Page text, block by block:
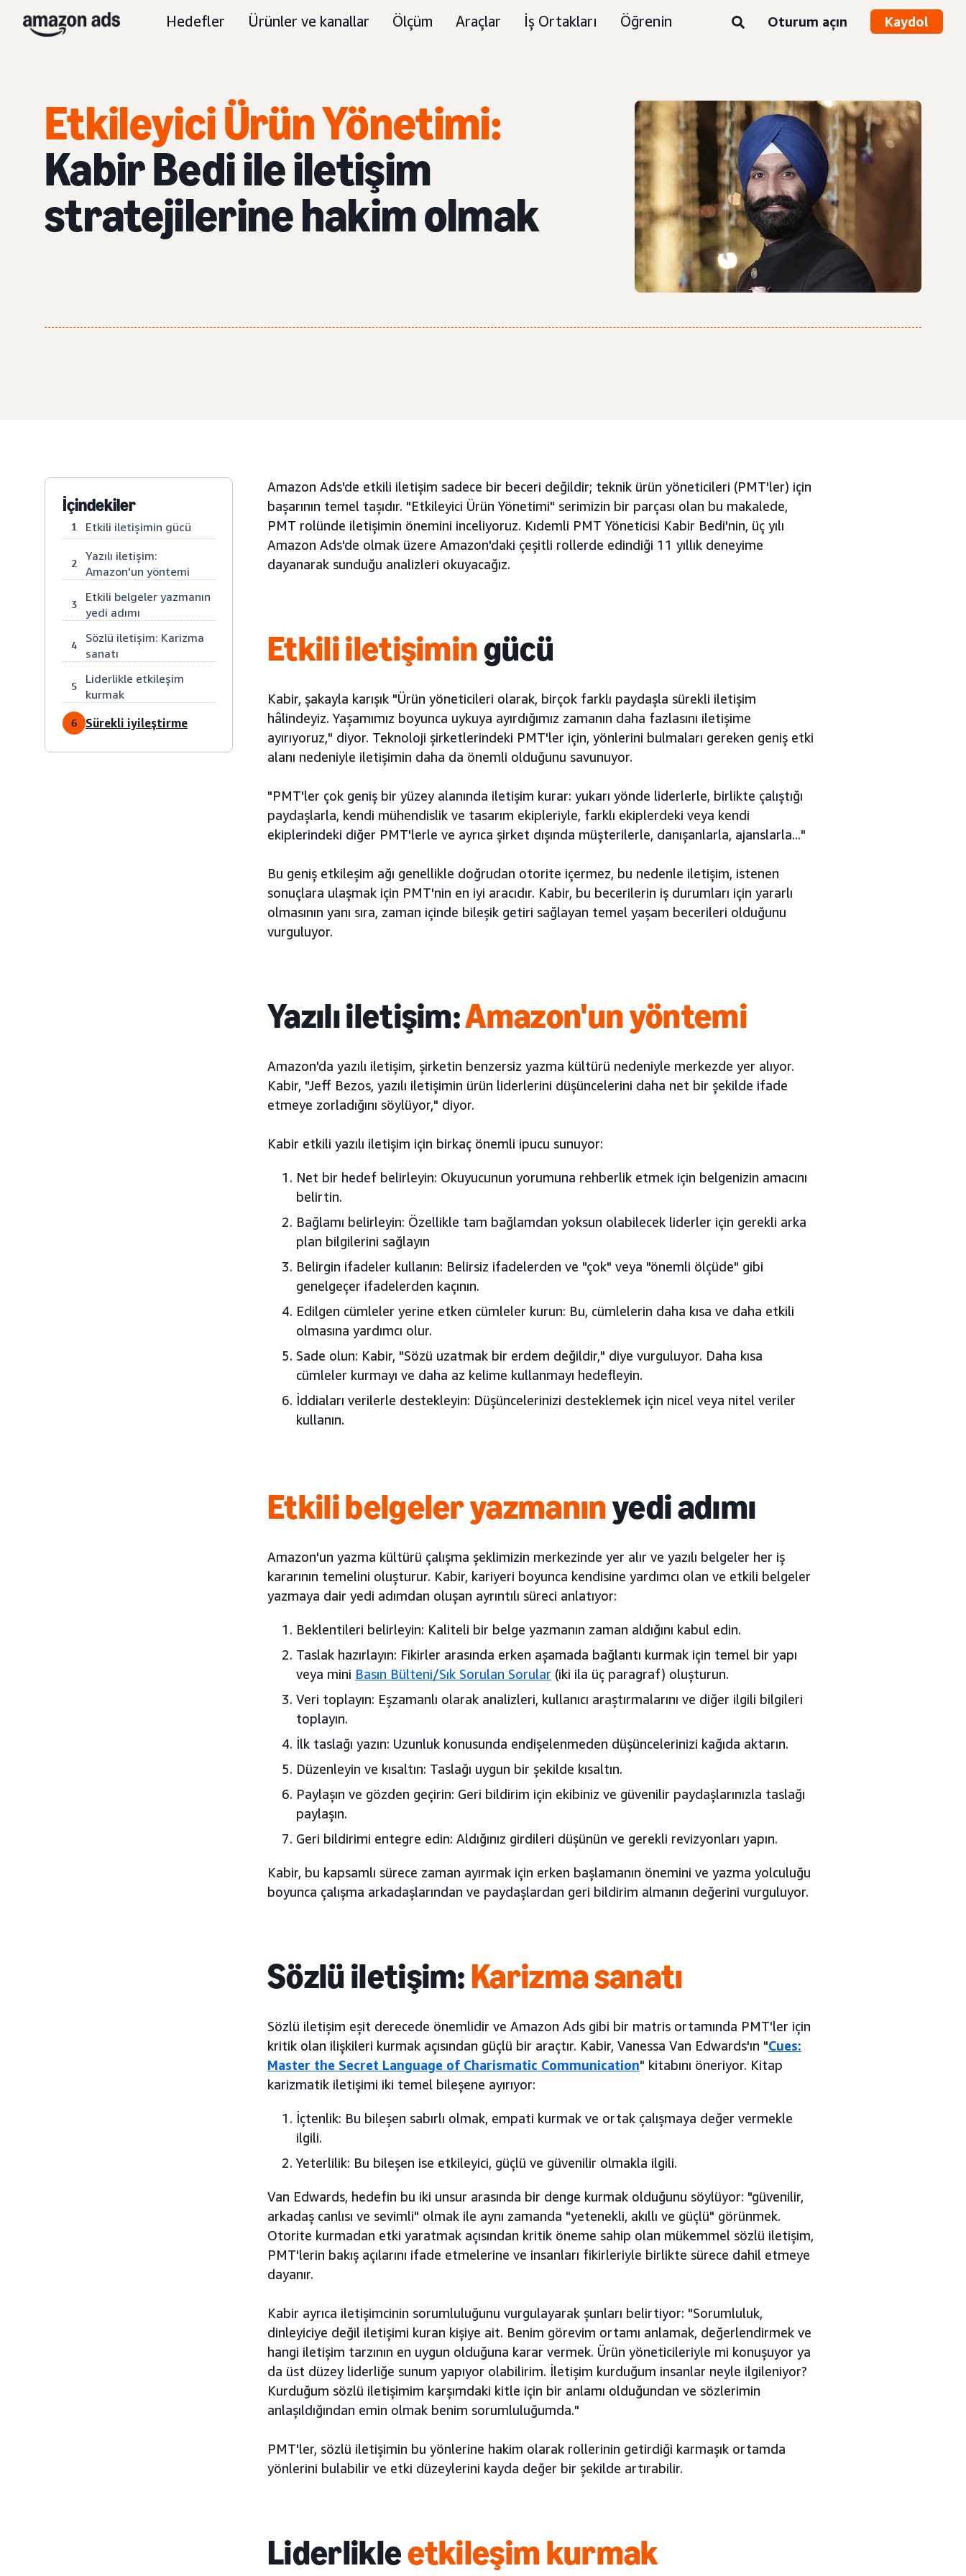
Hedefler Ürünler ve kanallar Ölçüm Araçlar İş Ortakları Öğrenin Oturum açın Kaydol
Etkileyici Ürün Yönetimi:
Kabir Bedi ile iletişim
stratejilerine hakim olmak
İçindekiler
1 Etkili iletişimin gücü
2
Yazılı iletişim:
Amazon'un yöntemi
3
Etkili belgeler yazmanın
yedi adımı
4
Sözlü iletişim: Karizma
sanatı
5
Liderlikle etkileşim
kurmak
6 Sürekli iyileştirme
Amazon Ads'de etkili iletişim sadece bir beceri değildir; teknik ürün yöneticileri (PMT'ler) için
başarının temel taşıdır. "Etkileyici Ürün Yönetimi" serimizin bir parçası olan bu makalede,
PMT rolünde iletişimin önemini inceliyoruz. Kıdemli PMT Yöneticisi Kabir Bedi'nin, üç yılı
Amazon Ads'de olmak üzere Amazon'daki çeşitli rollerde edindiği 11 yıllık deneyime
dayanarak sunduğu analizleri okuyacağız.
Etkili iletişimingücü
Kabir, şakayla karışık "Ürün yöneticileri olarak, birçok farklı paydaşla sürekli iletişim
hâlindeyiz. Yaşamımız boyunca uykuya ayırdığımız zamanın daha fazlasını iletişime
ayırıyoruz," diyor. Teknoloji şirketlerindeki PMT'ler için, yönlerini bulmaları gereken geniş etki
alanı nedeniyle iletişimin daha da önemli olduğunu savunuyor.
"PMT'ler çok geniş bir yüzey alanında iletişim kurar: yukarı yönde liderlerle, birlikte çalıştığı
paydaşlarla, kendi mühendislik ve tasarım ekipleriyle, farklı ekiplerdeki veya kendi
ekiplerindeki diğer PMT'lerle ve ayrıca şirket dışında müşterilerle, danışanlarla, ajanslarla..."
Bu geniş etkileşim ağı genellikle doğrudan otorite içermez, bu nedenle iletişim, istenen
sonuçlara ulaşmak için PMT'nin en iyi aracıdır. Kabir, bu becerilerin iş durumları için yararlı
olmasının yanı sıra, zaman içinde bileşik getiri sağlayan temel yaşam becerileri olduğunu
vurguluyor.
Yazılı iletişim:Amazon'un yöntemi
Amazon'da yazılı iletişim, şirketin benzersiz yazma kültürü nedeniyle merkezde yer alıyor.
Kabir, "Jeff Bezos, yazılı iletişimin ürün liderlerini düşüncelerini daha net bir şekilde ifade
etmeye zorladığını söylüyor," diyor.
Kabir etkili yazılı iletişim için birkaç önemli ipucu sunuyor:
Net bir hedef belirleyin: Okuyucunun yorumuna rehberlik etmek için belgenizin amacını
belirtin.
Bağlamı belirleyin: Özellikle tam bağlamdan yoksun olabilecek liderler için gerekli arka
plan bilgilerini sağlayın
Belirgin ifadeler kullanın: Belirsiz ifadelerden ve "çok" veya "önemli ölçüde" gibi
genelgeçer ifadelerden kaçının.
Edilgen cümleler yerine etken cümleler kurun: Bu, cümlelerin daha kısa ve daha etkili
olmasına yardımcı olur.
Sade olun: Kabir, "Sözü uzatmak bir erdem değildir," diye vurguluyor. Daha kısa
cümleler kurmayı ve daha az kelime kullanmayı hedefleyin.
İddiaları verilerle destekleyin: Düşüncelerinizi desteklemek için nicel veya nitel veriler
kullanın.
Etkili belgeler yazmanınyedi adımı
Amazon'un yazma kültürü çalışma şeklimizin merkezinde yer alır ve yazılı belgeler her iş
kararının temelini oluşturur. Kabir, kariyeri boyunca kendisine yardımcı olan ve etkili belgeler
yazmaya dair yedi adımdan oluşan ayrıntılı süreci anlatıyor:
Beklentileri belirleyin: Kaliteli bir belge yazmanın zaman aldığını kabul edin.
Taslak hazırlayın: Fikirler arasında erken aşamada bağlantı kurmak için temel bir yapı
veya mini Basın Bülteni/Sık Sorulan Sorular (iki ila üç paragraf) oluşturun.
Veri toplayın: Eşzamanlı olarak analizleri, kullanıcı araştırmalarını ve diğer ilgili bilgileri
toplayın.
İlk taslağı yazın: Uzunluk konusunda endişelenmeden düşüncelerinizi kağıda aktarın.
Düzenleyin ve kısaltın: Taslağı uygun bir şekilde kısaltın.
Paylaşın ve gözden geçirin: Geri bildirim için ekibiniz ve güvenilir paydaşlarınızla taslağı
paylaşın.
Geri bildirimi entegre edin: Aldığınız girdileri düşünün ve gerekli revizyonları yapın.
Kabir, bu kapsamlı sürece zaman ayırmak için erken başlamanın önemini ve yazma yolculuğu
boyunca çalışma arkadaşlarından ve paydaşlardan geri bildirim almanın değerini vurguluyor.
Sözlü iletişim:Karizma sanatı
Sözlü iletişim eşit derecede önemlidir ve Amazon Ads gibi bir matris ortamında PMT'ler için
kritik olan ilişkileri kurmak açısından güçlü bir araçtır. Kabir, Vanessa Van Edwards'ın "Cues:
Master the Secret Language of Charismatic Communication" kitabını öneriyor. Kitap
karizmatik iletişimi iki temel bileşene ayırıyor:
İçtenlik: Bu bileşen sabırlı olmak, empati kurmak ve ortak çalışmaya değer vermekle
ilgili.
Yeterlilik: Bu bileşen ise etkileyici, güçlü ve güvenilir olmakla ilgili.
Van Edwards, hedefin bu iki unsur arasında bir denge kurmak olduğunu söylüyor: "güvenilir,
arkadaş canlısı ve sevimli" olmak ile aynı zamanda "yetenekli, akıllı ve güçlü" görünmek.
Otorite kurmadan etki yaratmak açısından kritik öneme sahip olan mükemmel sözlü iletişim,
PMT'lerin bakış açılarını ifade etmelerine ve insanları fikirleriyle birlikte sürece dahil etmeye
dayanır.
Kabir ayrıca iletişimcinin sorumluluğunu vurgulayarak şunları belirtiyor: "Sorumluluk,
dinleyiciye değil iletişimi kuran kişiye ait. Benim görevim ortamı anlamak, değerlendirmek ve
hangi iletişim tarzının en uygun olduğuna karar vermek. Ürün yöneticileriyle mi konuşuyor ya
da üst düzey liderliğe sunum yapıyor olabilirim. İletişim kurduğum insanlar neyle ilgileniyor?
Kurduğum sözlü iletişimim karşımdaki kitle için bir anlamı olduğundan ve sözlerimin
anlaşıldığından emin olmak benim sorumluluğumda."
PMT'ler, sözlü iletişimin bu yönlerine hakim olarak rollerinin getirdiği karmaşık ortamda
yönlerini bulabilir ve etki düzeylerini kayda değer bir şekilde artırabilir.
Liderlikleetkileşim kurmak